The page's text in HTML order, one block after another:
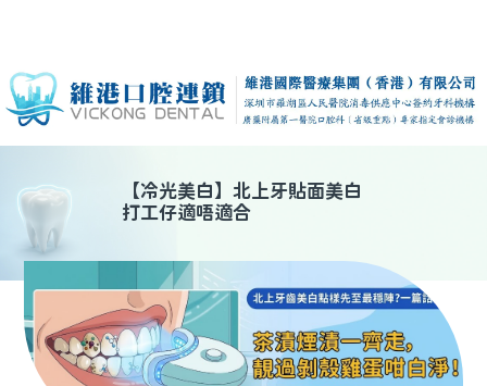
【冷光美白】 北上牙貼面美白
打工仔適唔適合